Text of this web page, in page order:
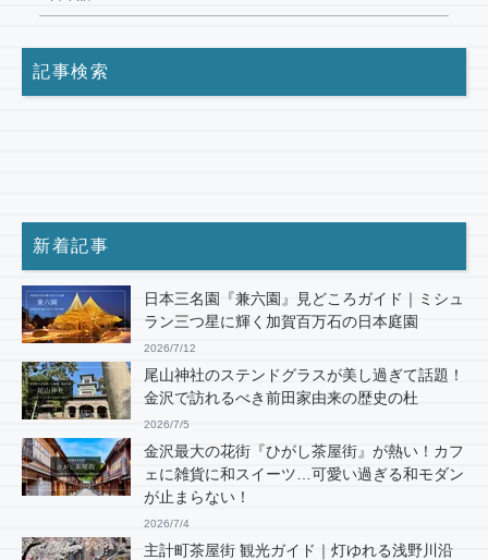
記事検索
新着記事
日本三名園『兼六園』見どころガイド｜ミシュ
ラン三つ星に輝く加賀百万石の日本庭園
2026/7/12
尾山神社のステンドグラスが美し過ぎて話題！
金沢で訪れるべき前田家由来の歴史の杜
2026/7/5
金沢最大の花街『ひがし茶屋街』が熱い！カフ
ェに雑貨に和スイーツ…可愛い過ぎる和モダン
が止まらない！
2026/7/4
主計町茶屋街 観光ガイド｜灯ゆれる浅野川沿